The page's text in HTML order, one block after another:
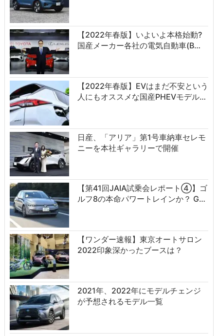
【2022年春版】いよいよ本格始動?
国産メーカー各社の電気自動車(B…
【2022年春版】EVはまだ不安という
人にもオススメな国産PHEVモデル…
日産、「アリア」第1号車納車セレモ
ニーを本社ギャラリーで開催
【第41回JAIA試乗会レポート④】ゴ
ルフ8の本命パワートレインか？ G…
【ワンダー速報】東京オートサロン
2022印象深かったブースは？
2021年、2022年にモデルチェンジ
が予想されるモデル一覧